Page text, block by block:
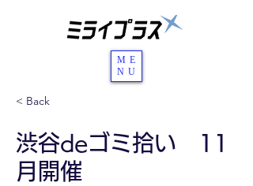
ME
NU
< Back
渋谷deゴミ拾い 11
月開催